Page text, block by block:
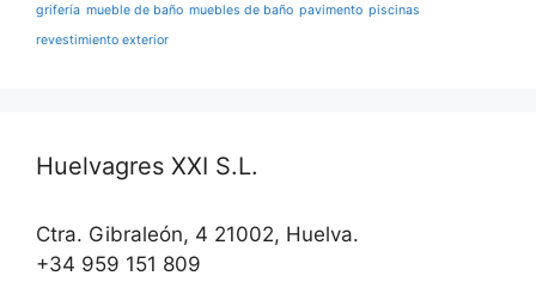
grifería mueble de baño muebles de baño pavimento piscinas
revestimiento exterior
Huelvagres XXI S.L.
Ctra. Gibraleón, 4 21002, Huelva.
+34 959 151 809